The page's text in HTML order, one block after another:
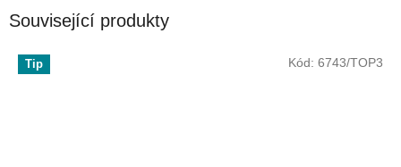
Související produkty
Tip Kód: 6743/TOP3